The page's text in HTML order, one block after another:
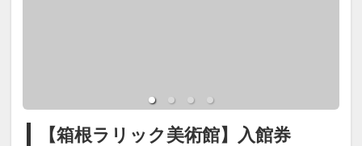
【箱根ラリック美術館】入館券